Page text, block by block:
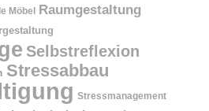
Möbel Raumgestaltung
Selbstreflexion
Stressabbau
Stressmanagement